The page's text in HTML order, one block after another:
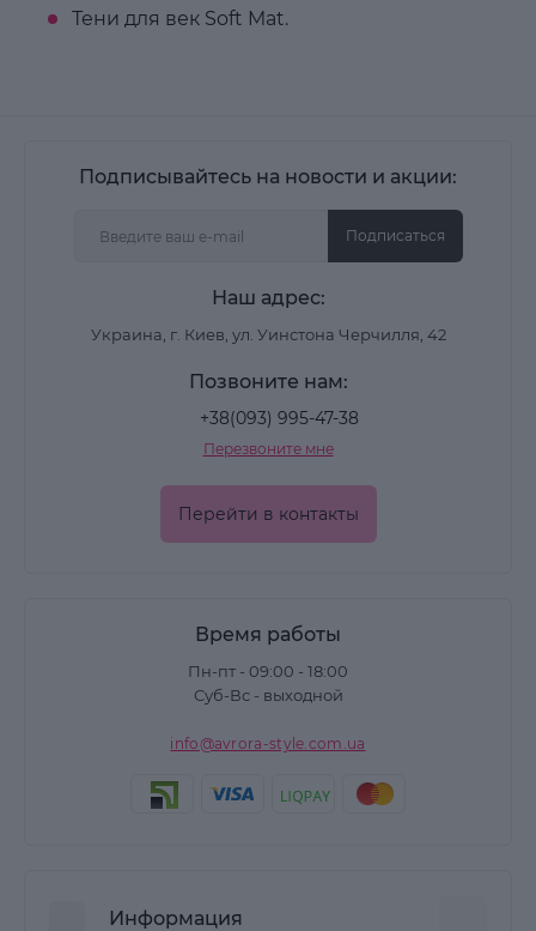
Тени для век Soft Mat.
Подписывайтесь на новости и акции:
Подписаться
Наш адрес:
Украина, г. Киев, ул. Уинстона Черчилля, 42
Позвоните нам:
+38(093) 995-47-38
Перезвоните мне
Перейти в контакты
Время работы
Пн-пт - 09:00 - 18:00
Суб-Вс - выходной
info@avrora-style.com.ua
Информация